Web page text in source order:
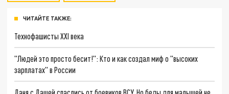
ЧИТАЙТЕ ТАКЖЕ:
Технофашисты XXI века
"Людей это просто бесит!": Кто и как создал миф о "высоких
зарплатах" в России
Даня с Дашей спаслись от боевиков ВСУ. Но беды для малышей не